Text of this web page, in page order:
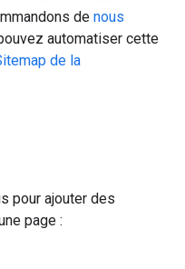
de nous
automatiser cette
de la
pour ajouter des
page :